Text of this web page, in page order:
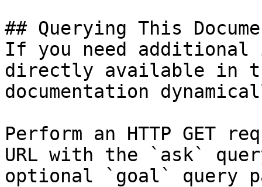
## Querying This
If you need
directly available in
documentation
Perform an HTTP GET
URL with the `ask`
optional `goal` query